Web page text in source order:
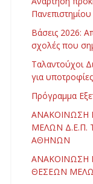
Πανεπιστημίου
Βάσεις 2026:
σχολές που
Ταλαντούχοι
για
Πρόγραμμα
ΑΝΑΚΟΙΝΩΣΗ
ΜΕΛΩΝ Δ.Ε.Π.
ΑΘΗΝΩΝ
ΑΝΑΚΟΙΝΩΣΗ
ΘΕΣΕΩΝ